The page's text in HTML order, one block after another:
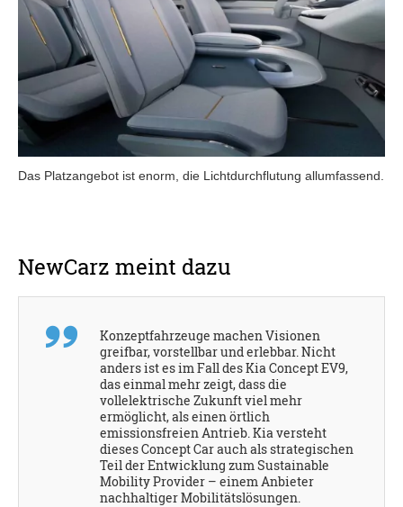
Das Platzangebot ist enorm, die Lichtdurchflutung allumfassend.
NewCarz meint dazu
Konzeptfahrzeuge machen Visionen
greifbar, vorstellbar und erlebbar. Nicht
anders ist es im Fall des Kia Concept EV9,
das einmal mehr zeigt, dass die
vollelektrische Zukunft viel mehr
ermöglicht, als einen örtlich
emissionsfreien Antrieb. Kia versteht
dieses Concept Car auch als strategischen
Teil der Entwicklung zum Sustainable
Mobility Provider – einem Anbieter
nachhaltiger Mobilitätslösungen.